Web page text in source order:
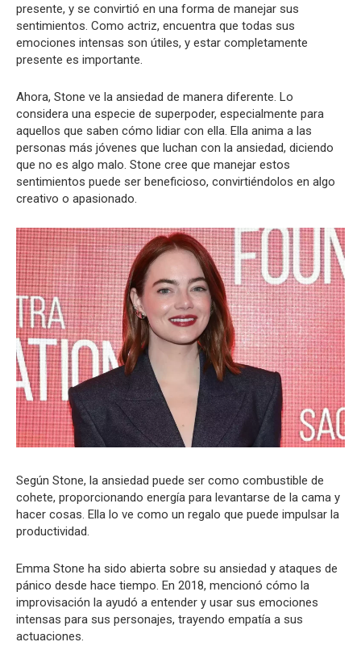
presente, y se convirtió en una forma de manejar sus
sentimientos. Como actriz, encuentra que todas sus
emociones intensas son útiles, y estar completamente
presente es importante.
Ahora, Stone ve la ansiedad de manera diferente. Lo
considera una especie de superpoder, especialmente para
aquellos que saben cómo lidiar con ella. Ella anima a las
personas más jóvenes que luchan con la ansiedad, diciendo
que no es algo malo. Stone cree que manejar estos
sentimientos puede ser beneficioso, convirtiéndolos en algo
creativo o apasionado.
Según Stone, la ansiedad puede ser como combustible de
cohete, proporcionando energía para levantarse de la cama y
hacer cosas. Ella lo ve como un regalo que puede impulsar la
productividad.
Emma Stone ha sido abierta sobre su ansiedad y ataques de
pánico desde hace tiempo. En 2018, mencionó cómo la
improvisación la ayudó a entender y usar sus emociones
intensas para sus personajes, trayendo empatía a sus
actuaciones.